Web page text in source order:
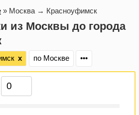
» Москва → Красноуфимск
из Москвы до города
х по Москве •••